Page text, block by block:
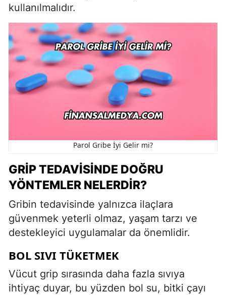
kullanılmalıdır.
Parol Gribe İyi Gelir mi?
GRIP TEDAVISINDE DOĞRU
YÖNTEMLER NELERDIR?
Gribin tedavisinde yalnızca ilaçlara
güvenmek yeterli olmaz, yaşam tarzı ve
destekleyici uygulamalar da önemlidir.
BOL SIVI TÜKETMEK
Vücut grip sırasında daha fazla sıvıya
ihtiyaç duyar, bu yüzden bol su, bitki çayı